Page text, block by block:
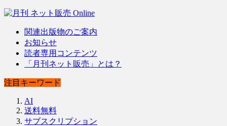
関連出版物のご案内
お知らせ
読者専用コンテンツ
「月刊ネット販売」とは？
注目キーワード
AI
送料無料
サブスクリプション